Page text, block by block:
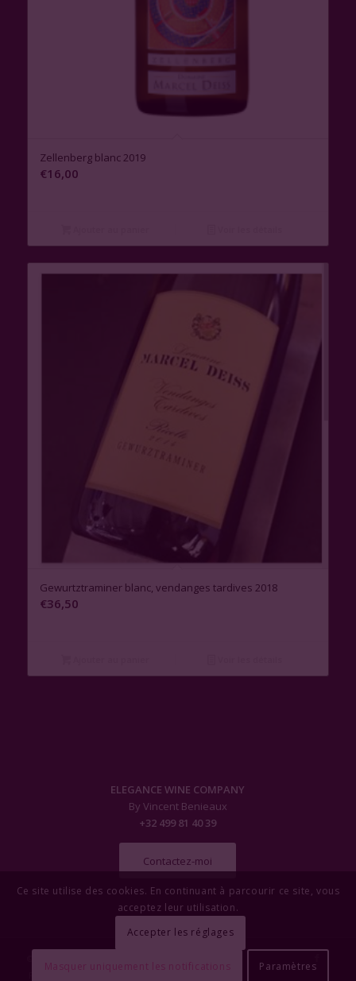
Zellenberg blanc 2019
€16,00
Gewurtztraminer blanc, vendanges tardives 2018
€36,50
ELEGANCE WINE COMPANY
By Vincent Benieaux
+32 499 81 40 39
Contactez-moi
Politique de Confidentialité
Ce site utilise des cookies. En continuant à parcourir ce site, vous
acceptez leur utilisation.
Accepter les réglages
Masquer uniquement les notifications Paramètres